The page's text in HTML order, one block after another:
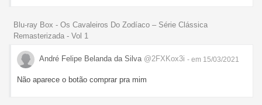
Blu-ray Box - Os Cavaleiros Do Zodíaco – Série Clássica
Remasterizada - Vol 1
André Felipe Belanda da Silva @2FXKox3i - em 15/03/2021
Não aparece o botão comprar pra mim